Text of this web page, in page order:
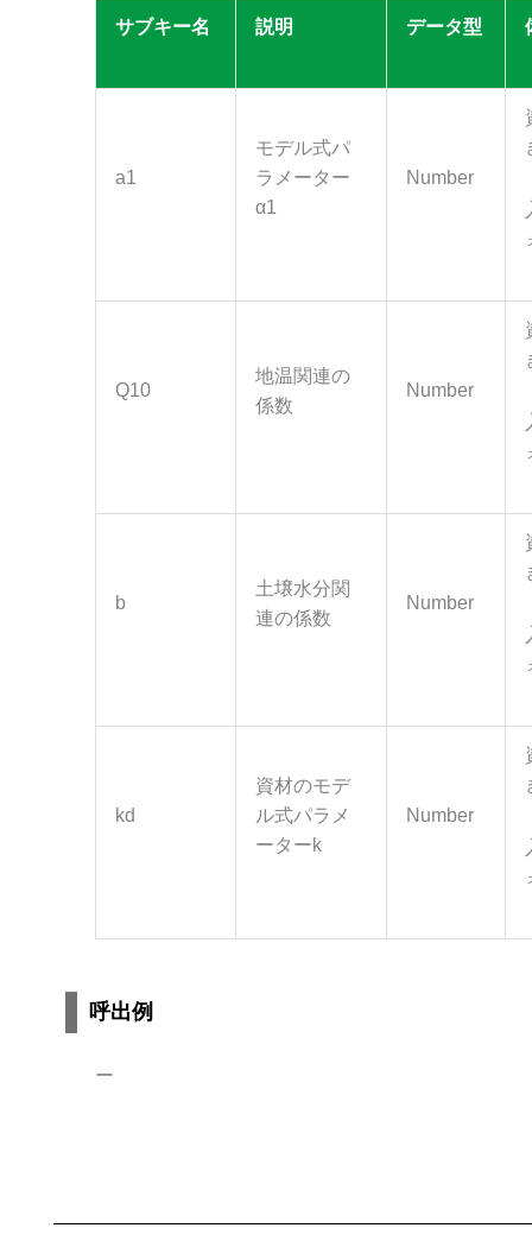
サブキー名 説明 データ型
a1
モデル式パ
ラメーター
α1
Number
Q10
地温関連の
係数
Number
b
土壌水分関
連の係数
Number
kd
資材のモデ
ル式パラメ
ーターk
Number
呼出例
ー